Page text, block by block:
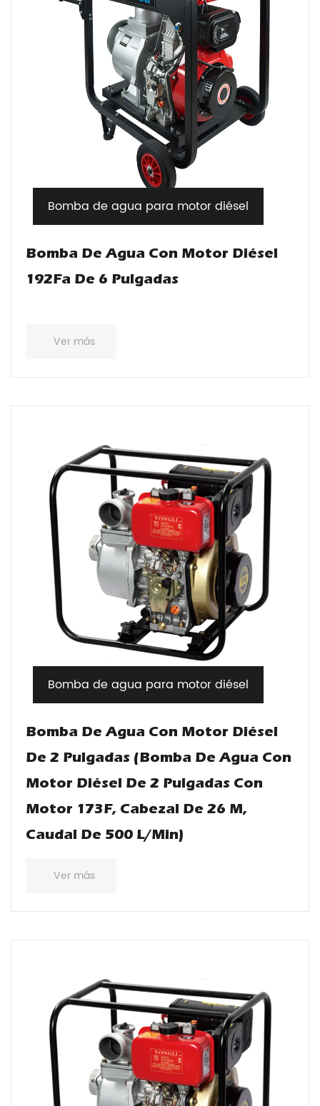
Bomba de agua para motor diésel
Bomba De Agua Con Motor Diésel
192Fa De 6 Pulgadas
Ver más
Bomba de agua para motor diésel
Bomba De Agua Con Motor Diésel
De 2 Pulgadas (Bomba De Agua Con
Motor Diésel De 2 Pulgadas Con
Motor 173F, Cabezal De 26 M,
Caudal De 500 L/min)
Ver más